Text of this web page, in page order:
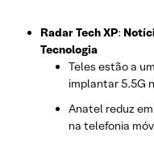
Radar Tech XP:
Tecnologia
Teles estão a
implantar 5.5G
Anatel reduz
na telefonia